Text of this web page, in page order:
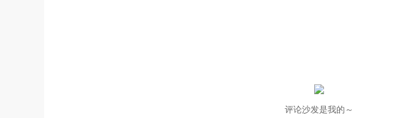
评论沙发是我的～